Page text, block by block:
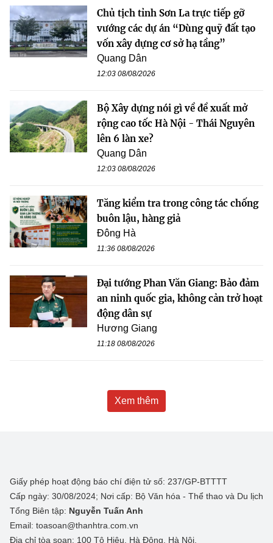
Chủ tịch tỉnh Sơn La trực tiếp gỡ
vướng các dự án “Dùng quỹ đất tạo
vốn xây dựng cơ sở hạ tầng”
Quang Dân
12:03 08/08/2026
Bộ Xây dựng nói gì về đề xuất mở
rộng cao tốc Hà Nội - Thái Nguyên
lên 6 làn xe?
Quang Dân
12:03 08/08/2026
Tăng kiểm tra trong công tác chống
buôn lậu, hàng giả
Đông Hà
11:36 08/08/2026
Đại tướng Phan Văn Giang: Bảo đảm
an ninh quốc gia, không cản trở hoạt
động dân sự
Hương Giang
11:18 08/08/2026
Xem thêm
Giấy phép hoạt động báo chí điện tử số: 237/GP-BTTTT
Cấp ngày: 30/08/2024; Nơi cấp: Bộ Văn hóa - Thể thao và Du lịch
Tổng Biên tập: Nguyễn Tuấn Anh
Email: toasoan@thanhtra.com.vn
Địa chỉ tòa soạn: 100 Tô Hiệu, Hà Đông, Hà Nội.